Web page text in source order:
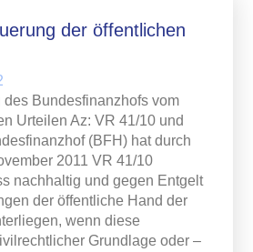
der öffentlichen
des Bundesfinanzhofs vom
Urteilen Az: VR 41/10 und
(BFH) hat durch
2011 VR 41/10
nachhaltig und gegen Entgelt
der öffentliche Hand der
wenn diese
Grundlage oder –